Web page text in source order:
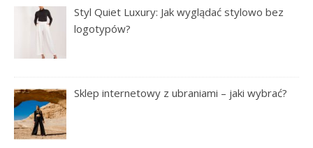
Styl Quiet Luxury: Jak wyglądać stylowo bez
logotypów?
Sklep internetowy z ubraniami – jaki wybrać?